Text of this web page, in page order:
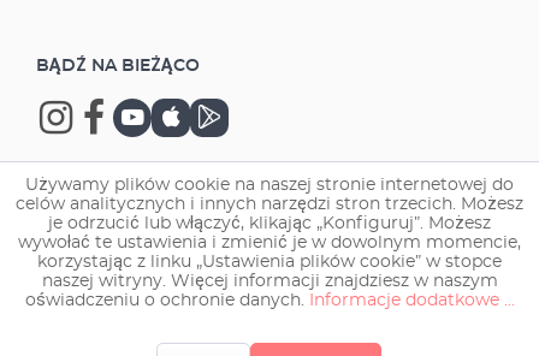
BĄDŹ NA BIEŻĄCO
Copyright © 2026 EHEIM GmbH & Co. KG.
Używamy plików cookie na naszej stronie internetowej do
celów analitycznych i innych narzędzi stron trzecich. Możesz
je odrzucić lub włączyć, klikając „Konfiguruj”. Możesz
wywołać te ustawienia i zmienić je w dowolnym momencie,
korzystając z linku „Ustawienia plików cookie” w stopce
naszej witryny. Więcej informacji znajdziesz w naszym
oświadczeniu o ochronie danych.
Informacje dodatkowe ...